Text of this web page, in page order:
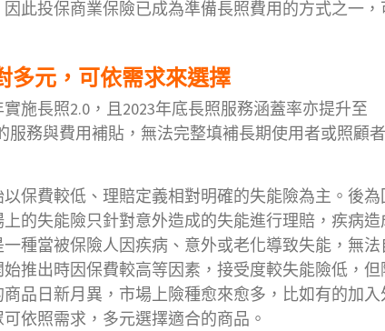
此投保商業保險已成為準備長照費用的方式之一，
多元，可依需求來選擇
施長照2.0，且2023年底長照服務涵蓋率亦提升至
服務與費用補貼，無法完整填補長期使用者或照顧
保費較低、理賠定義相對明確的失能險為主。後為
的失能險只針對意外造成的失能進行理賠，疾病造
種當被保險人因疾病、意外或老化導致失能，無法
推出時因保費較高等因素，接受度較失能險低，但
品日新月異，市場上險種愈來愈多，比如有的加入
依照需求，多元選擇適合的商品。